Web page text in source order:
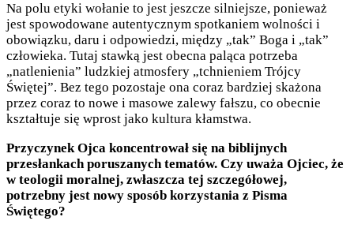
Na polu etyki wołanie to jest jeszcze silniejsze, ponieważ
jest spowodowane autentycznym spotkaniem wolności i
obowiązku, daru i odpowiedzi, między „tak” Boga i „tak”
człowieka. Tutaj stawką jest obecna paląca potrzeba
„natlenienia” ludzkiej atmosfery „tchnieniem Trójcy
Świętej”. Bez tego pozostaje ona coraz bardziej skażona
przez coraz to nowe i masowe zalewy fałszu, co obecnie
kształtuje się wprost jako kultura kłamstwa.
Przyczynek Ojca koncentrował się na biblijnych
przesłankach poruszanych tematów. Czy uważa Ojciec, że
w teologii moralnej, zwłaszcza tej szczegółowej,
potrzebny jest nowy sposób korzystania z Pisma
Świętego?